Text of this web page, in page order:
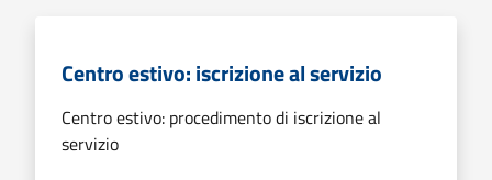
Centro estivo: iscrizione al servizio
Centro estivo: procedimento di iscrizione al
servizio